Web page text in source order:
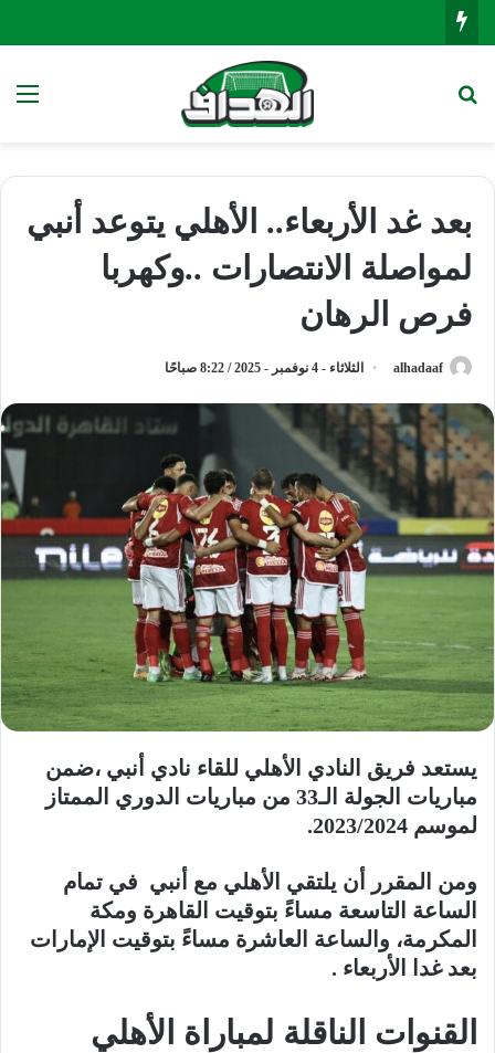
بعد غد الأربعاء.. الأهلي يتوعد أنبي
لمواصلة الانتصارات ..وكهربا
فرص الرهان
alhadaaf الثلاثاء - 4 نوفمبر - 2025 / 8:22 صباحًا
يستعد فريق النادي الأهلي للقاء نادي أنبي ،ضمن
مباريات الجولة الـ33 من مباريات الدوري الممتاز
لموسم 2023/2024.
ومن المقرر أن يلتقي الأهلي مع أنبي في تمام
الساعة التاسعة مساءً بتوقيت القاهرة ومكة
المكرمة، والساعة العاشرة مساءً بتوقيت الإمارات
بعد غدا الأربعاء .
القنوات الناقلة لمباراة الأهلي